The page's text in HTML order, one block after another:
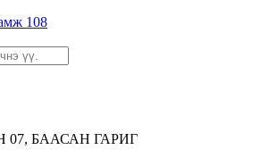
108
07, БААСАН ГАРИГ